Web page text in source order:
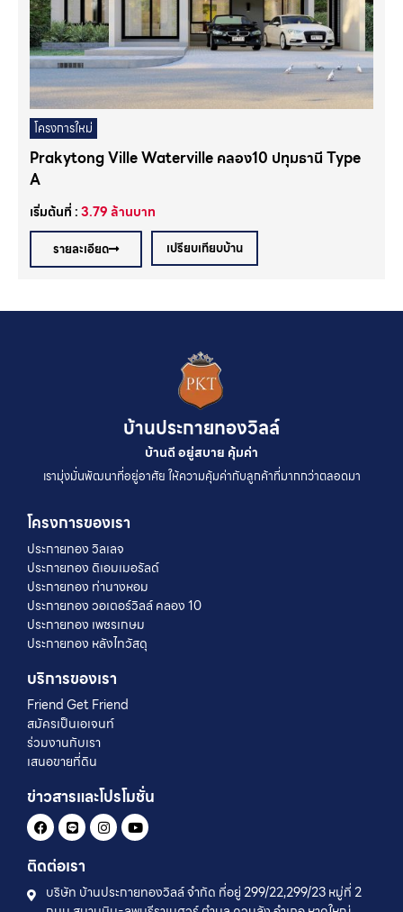
โครงการใหม่
Prakytong Ville Waterville คลอง10 ปทุมธานี Type
A
เริ่มต้นที่ :3.79ล้านบาท
รายละเอียด เปรียบเทียบบ้าน
บ้านประกายทองวิลล์
บ้านดี อยู่สบาย คุ้มค่า
เรามุ่งมั่นพัฒนาที่อยู่อาศัย ให้ความคุ้มค่ากับลูกค้าที่มากกว่าตลอดมา
โครงการของเรา
ประกายทอง วิลเลจ
ประกายทอง ดิเอมเมอรัลด์
ประกายทอง ท่านางหอม
ประกายทอง วอเตอร์วิลล์ คลอง 10
ประกายทอง เพชรเกษม
ประกายทอง หลังไทวัสดุ
บริการของเรา
Friend Get Friend
สมัครเป็นเอเจนท์
ร่วมงานกับเรา
เสนอขายที่ดิน
ข่าวสารและโปรโมชั่น
ติดต่อเรา
บริษัท บ้านประกายทองวิลล์ จำกัด ที่อยู่ 299/22,299/23 หมู่ที่ 2